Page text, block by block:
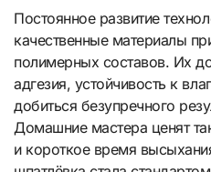
Постоянное развитие
качественные материалы
полимерных составов. Их
адгезия, устойчивость к
добиться безупречного
Домашние мастера ценят
и короткое время